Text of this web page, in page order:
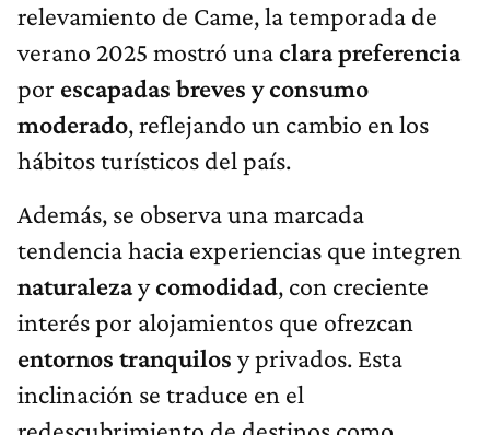
relevamiento de Came, la temporada de
verano 2025 mostró unaclara preferencia
por escapadas breves y consumo
moderado, reflejando un cambio en los
hábitos turísticos del país.
Además, se observa una marcada
tendencia hacia experiencias que integren
naturalezaycomodidad, con creciente
interés por alojamientos que ofrezcan
entornos tranquilos y privados. Esta
inclinación se traduce en el